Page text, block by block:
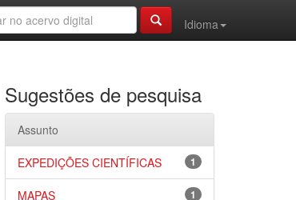
Idioma
Sugestões de pesquisa
Assunto
1
EXPEDIÇÕES CIENTÍFICAS
1
MAPAS